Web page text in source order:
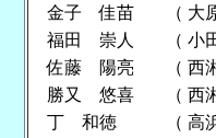
金子 佳苗 （ 大
福田 崇人
（ 小
佐藤 陽亮
（ 西
勝又 悠喜
（ 西
丁 和徳
（ 高